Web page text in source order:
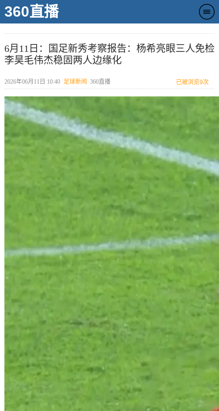
360直播
6月11日：国足新秀考察报告：杨希亮眼三人免检
李昊毛伟杰稳固两人边缘化
2026年06月11日 10:40 足球新闻 360直播 已被浏览9次